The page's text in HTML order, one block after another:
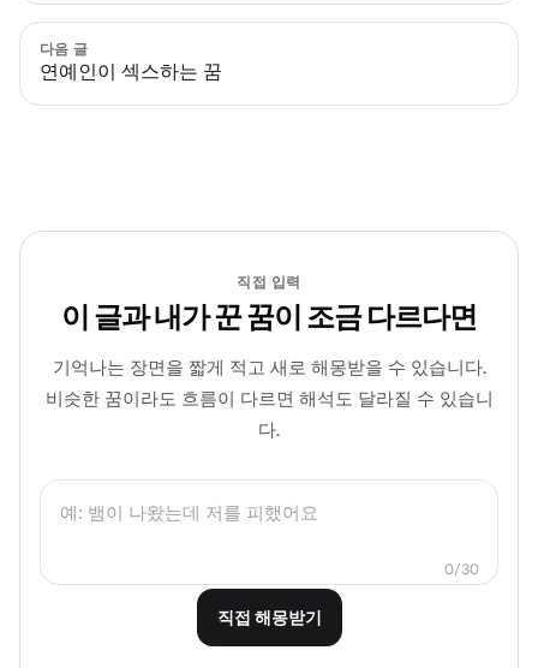
다음 글
연예인이 섹스하는 꿈
직접 입력
이 글과 내가 꾼 꿈이 조금 다르다면
기억나는 장면을 짧게 적고 새로 해몽받을 수 있습니다.
비슷한 꿈이라도 흐름이 다르면 해석도 달라질 수 있습니
다.
0/30
직접 해몽받기